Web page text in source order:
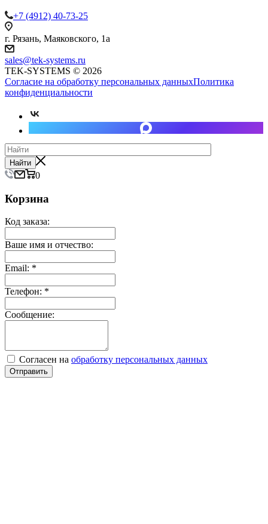
+7 (4912) 40-73-25
г. Рязань, Маяковского, 1а
sales@tek-systems.ru
TEK-SYSTEMS © 2026
Согласие на обработку персональных данныхПолитика
конфиденциальности
Найти
0
Корзина
Код заказа:
Ваше имя и отчество:
Email: *
Телефон: *
Сообщение:
Согласен на обработку персональных данных
Отправить